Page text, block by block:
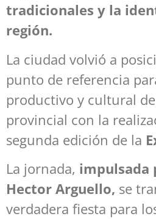
tradicionales y la
región.
La ciudad volvió a
punto de referencia
productivo y cultural
provincial con la
segunda edición de la
La jornada, impulsada
Hector Arguello, se
verdadera fiesta para